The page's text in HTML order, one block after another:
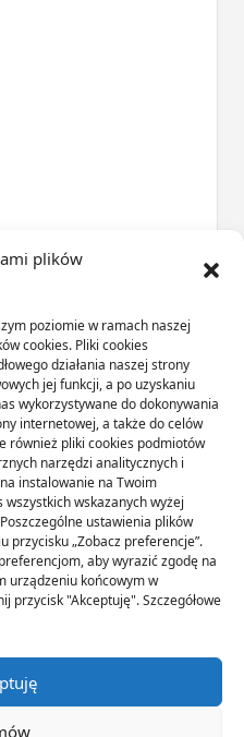
plików
poziomie w ramach naszej
cookies. Pliki cookies
działania naszej strony
jej funkcji, a po uzyskaniu
wykorzystywane do dokonywania
internetowej, a także do celów
również pliki cookies podmiotów
narzędzi analitycznych i
instalowanie na Twoim
wskazanych wyżej
ustawienia plików
przycisku „Zobacz preferencje”.
aby wyrazić zgodę na
urządzeniu końcowym w
przycisk "Akceptuję". Szczegółowe
(31)